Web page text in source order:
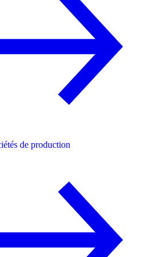
de production